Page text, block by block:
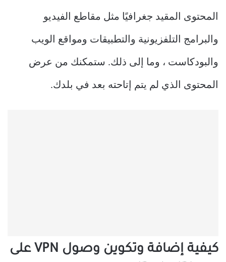
المحتوى المقيد جغرافيًا مثل مقاطع الفيديو
والبرامج التلفزيونية والتطبيقات ومواقع الويب
والبودكاست ، وما إلى ذلك. ستمكنك من عرض
المحتوى الذي لم يتم إتاحته بعد في بلدك.
كيفية إضافة وتكوين وصول VPN على